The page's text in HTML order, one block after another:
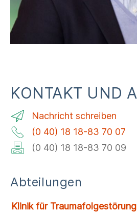
KONTAKT UND
Nachricht schreiben
(0 40) 18 18-83 70 07
(0 40) 18 18-83 70 09
Abteilungen
Klinik für